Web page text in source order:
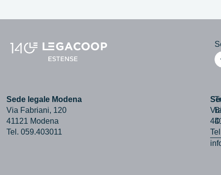
Sede legale Modena
Via Fabriani, 120
41121 Modena
Tel. 059.403011